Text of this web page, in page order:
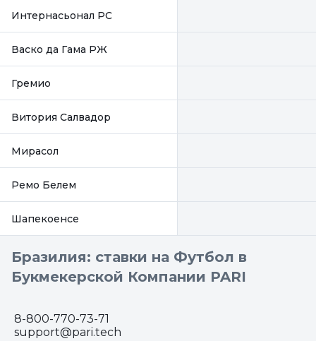
Интернасьонал РС
Васко да Гама РЖ
Гремио
Витория Салвадор
Мирасол
Ремо Белем
Шапекоенсе
Бразилия: ставки на Футбол в
Букмекерской Компании PARI
8-800-770-73-71
support@pari.tech